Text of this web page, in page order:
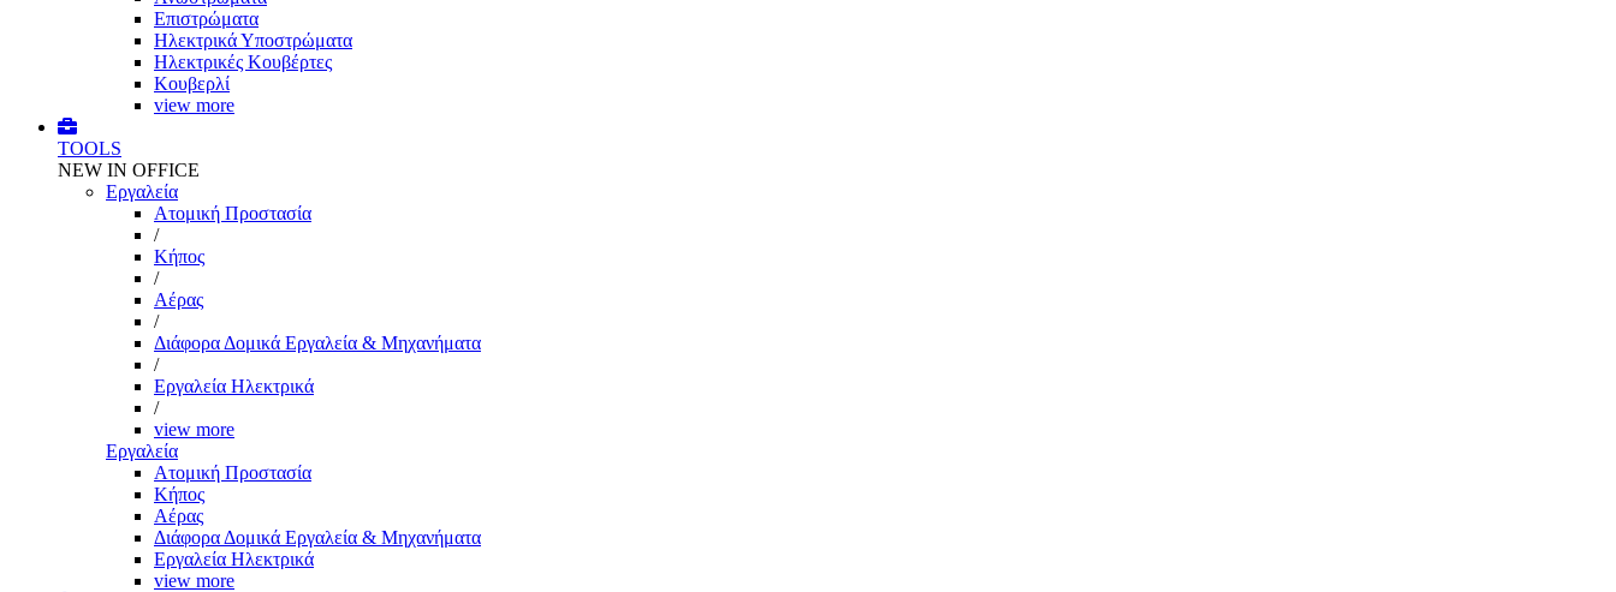
Επιστρώματα
Ηλεκτρικά Υποστρώματα
Ηλεκτρικές Κουβέρτες
Κουβερλί
view more
TOOLS
NEW IN OFFICE
Εργαλεία
Aτομική Προστασία
/
Kήπος
/
Αέρας
/
Διάφορα Δομικά Εργαλεία & Μηχανήματα
/
Εργαλεία Ηλεκτρικά
/
view more
Εργαλεία
Aτομική Προστασία
Kήπος
Αέρας
Διάφορα Δομικά Εργαλεία & Μηχανήματα
Εργαλεία Ηλεκτρικά
view more